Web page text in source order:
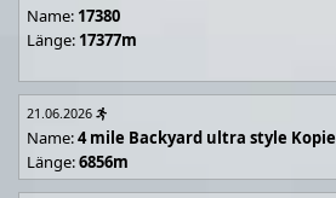
Name: 17380
Länge: 17377m
21.06.2026
Name:4 mile Backyard ultra style Kopie
Länge:6856m